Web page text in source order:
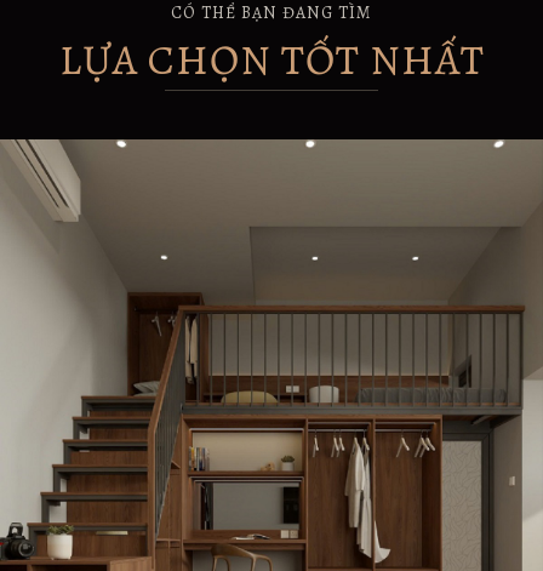
CÓ THỂ BẠN ĐANG TÌM
LỰA CHỌN TỐT NHẤT